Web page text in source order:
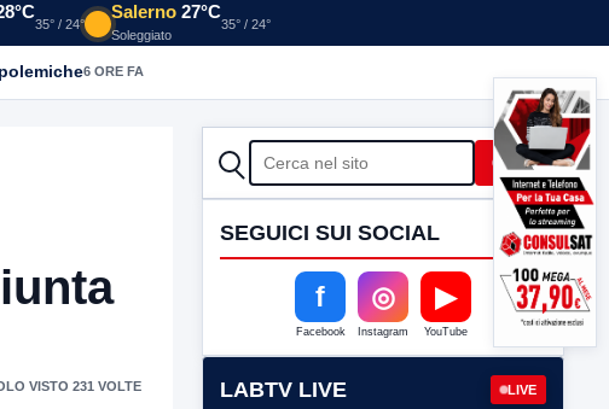
35° / 24°
Salerno 27°C
Soleggiato
35° / 24°
6 ORE FA
VISTO 231 VOLTE
CERCA Cerca
SEGUICI SUI SOCIAL
f
Facebook
◎
Instagram
▶
YouTube
LABTV LIVE LIVE